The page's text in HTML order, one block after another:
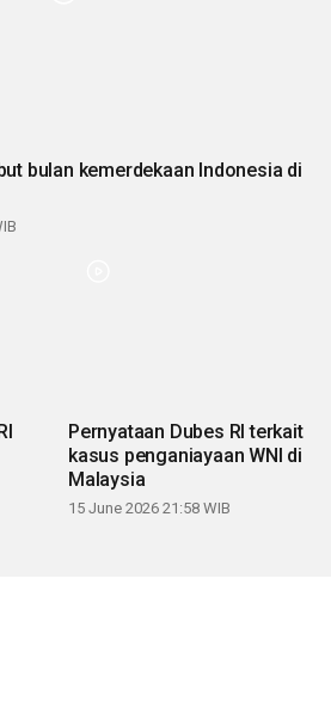
bulan kemerdekaan Indonesia di
Pernyataan Dubes RI terkait
kasus penganiayaan WNI di
Malaysia
15 June 2026 21:58 WIB